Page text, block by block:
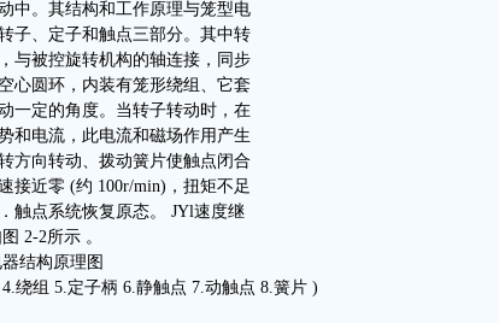
中。其结构和工作原理与笼型电
子、定子和触点三部分。其中转
与被控旋转机构的轴连接，同步
心圆环，内装有笼形绕组、它套
一定的角度。当转子转动时，在
和电流，此电流和磁场作用产生
方向转动、拨动簧片使触点闭合
接近零 (约 100r/min)，扭矩不足
触点系统恢复原态。 JYl速度继
2-2所示 。
结构原理图
绕组 5.定子柄 6.静触点 7.动触点 8.簧片 )